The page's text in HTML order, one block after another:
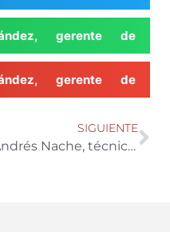
gerente de
gerente de
SIGUIENTE
Andrés Nache, técnico comercial de Koppert